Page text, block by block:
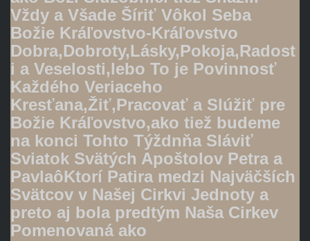
Vždy a Všade Šíriť Vôkol Seba
Božie Kráľovstvo-Kráľovstvo
Dobra,Dobroty,Lásky,Pokoja,Radost
i a Veselosti,lebo To je Povinnosť
Každého Veriaceho
Kresťana,Žiť,Pracovať a Slúžiť pre
Božie Kráľovstvo,ako tiež budeme
na konci Tohto Týždnňa Sláviť
Sviatok Svätých Apoštolov Petra a
PavlaôKtorí Patira medzi Najväčších
Svätcov v Našej Cirkvi Jednoty a
preto aj bola predtým Naša Cirkev
Pomenovaná ako